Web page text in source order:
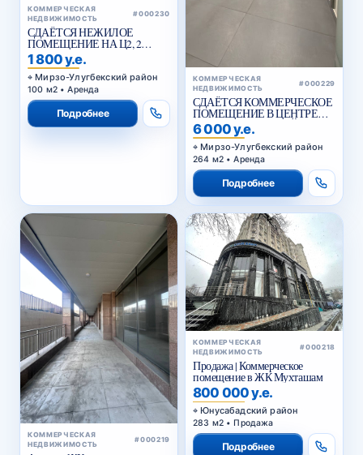
КОММЕРЧЕСКАЯ
НЕДВИЖИМОСТЬ
#000230
СДАЁТСЯ НЕЖИЛОЕ
ПОМЕЩЕНИЕ НА Ц2, 2
ЛИНИЯ ВДОЛЬ ДОРОГИ
1 800 у.е.
Мирзо-Улугбекский район
100 м2 • Аренда
Подробнее
КОММЕРЧЕСКАЯ
НЕДВИЖИМОСТЬ
#000229
СДАЁТСЯ КОММЕРЧЕСКОЕ
ПОМЕЩЕНИЕ В ЦЕНТРЕ
ГОРОДА НА ПЕРВОЙ
ЛИНИИ
6 000 у.е.
Мирзо-Улугбекский район
264 м2 • Аренда
Подробнее
КОММЕРЧЕСКАЯ
НЕДВИЖИМОСТЬ
#000219
КОММЕРЧЕСКАЯ
НЕДВИЖИМОСТЬ
#000218
Продажа | Коммерческое
помещение в ЖК Мухташам
800 000 у.е.
Юнусабадский район
283 м2 • Продажа
Подробнее